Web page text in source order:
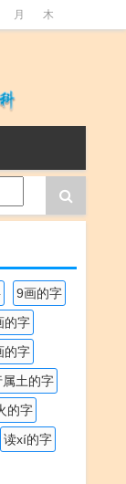
月 木
9画的字
的字
的字
属土的字
的字
读xí的字